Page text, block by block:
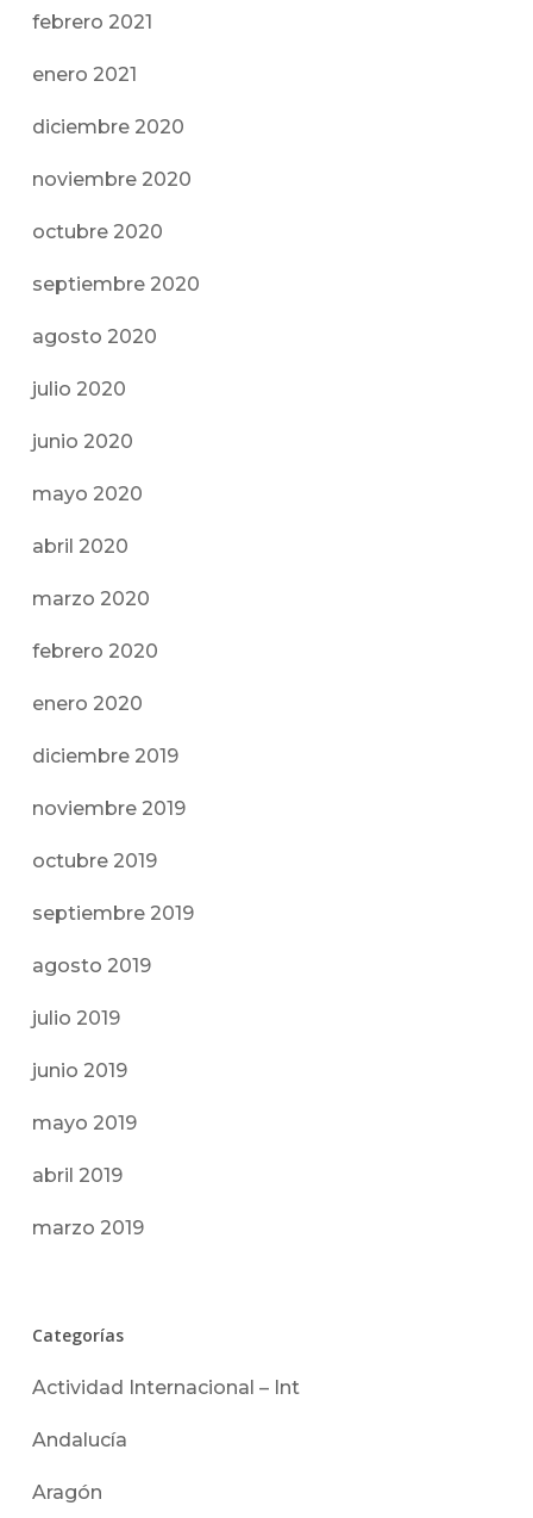
febrero 2021
enero 2021
diciembre 2020
noviembre 2020
octubre 2020
septiembre 2020
agosto 2020
julio 2020
junio 2020
mayo 2020
abril 2020
marzo 2020
febrero 2020
enero 2020
diciembre 2019
noviembre 2019
octubre 2019
septiembre 2019
agosto 2019
julio 2019
junio 2019
mayo 2019
abril 2019
marzo 2019
Categorías
Actividad Internacional – Int
Andalucía
Aragón